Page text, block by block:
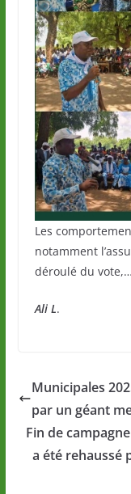
Les
notamment
déroulé du
Ali L.
Municipales
par un géant
Fin de
a été rehaussé